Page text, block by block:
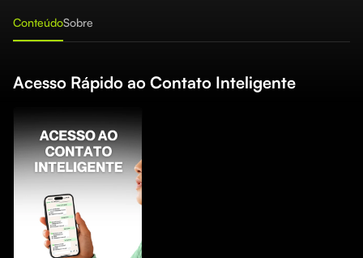
ConteúdoSobre
Acesso Rápido ao Contato Inteligente